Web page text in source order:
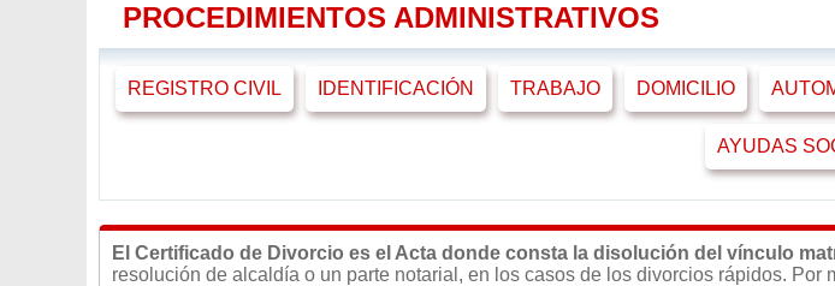
PROCEDIMIENTOS ADMINISTRATIVOS
REGISTRO CIVIL IDENTIFICACIÓN TRABAJO DOMICILIO
AYUDAS
El Certificado de Divorcio es el Acta donde consta la disolución del vínculo
resolución de alcaldía o un parte notarial, en los casos de los divorcios rápidos.